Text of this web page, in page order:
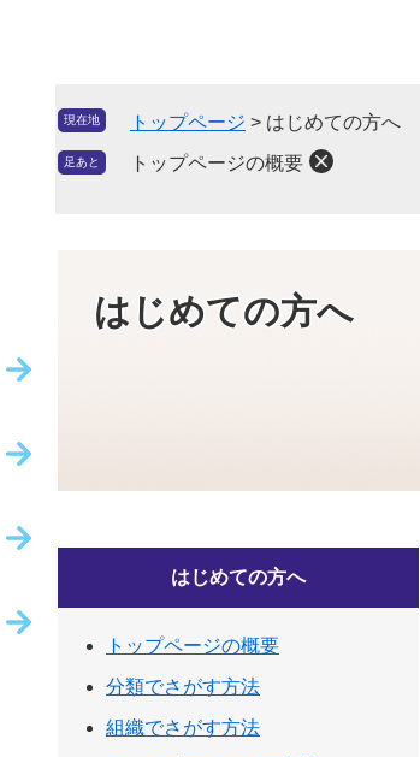
現在地 トップページ > はじめての方へ
足あと トップページの概要
はじめての方へ
はじめての方へ
トップページの概要
分類でさがす方法
組織でさがす方法